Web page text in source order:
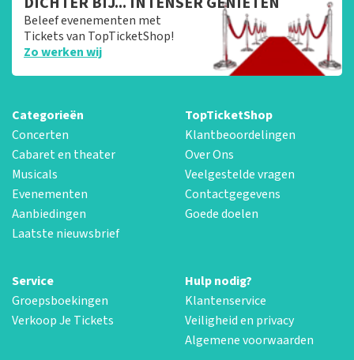
Beleef evenementen met
Tickets van TopTicketShop!
Zo werken wij
Categorieën
Concerten
Cabaret en theater
Musicals
Evenementen
Aanbiedingen
Laatste nieuwsbrief
TopTicketShop
Klantbeoordelingen
Over Ons
Veelgestelde vragen
Contactgegevens
Goede doelen
Service
Groepsboekingen
Verkoop Je Tickets
Hulp nodig?
Klantenservice
Veiligheid en privacy
Algemene voorwaarden